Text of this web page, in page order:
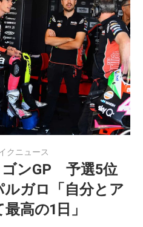
イ
ク
ニ
ュ
ー
クニュース
ゴンGP 予選5位
ガロ「自分とア
高の1日」